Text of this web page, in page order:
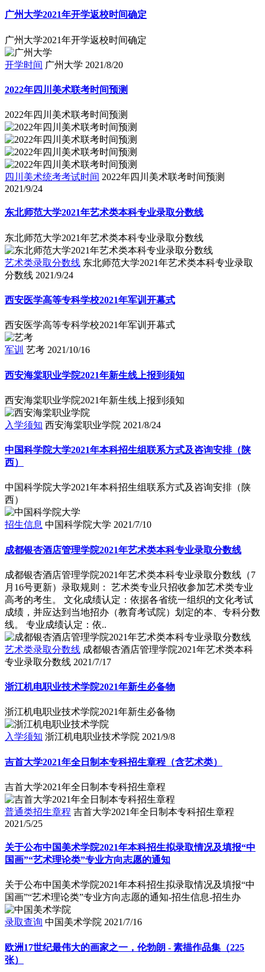
广州大学2021年开学返校时间确定
广州大学2021年开学返校时间确定
开学时间 广州大学 2021/8/20
2022年四川美术联考时间预测
2022年四川美术联考时间预测
四川美术统考考试时间 2022年四川美术联考时间预测
2021/9/24
东北师范大学2021年艺术类本科专业录取分数线
东北师范大学2021年艺术类本科专业录取分数线
艺术类录取分数线 东北师范大学2021年艺术类本科专业录取
分数线 2021/9/24
西安医学高等专科学校2021年军训开幕式
西安医学高等专科学校2021年军训开幕式
军训 艺考 2021/10/16
西安海棠职业学院2021年新生线上报到须知
西安海棠职业学院2021年新生线上报到须知
入学须知 西安海棠职业学院 2021/8/24
中国科学院大学2021年本科招生组联系方式及咨询安排（陕
西）
中国科学院大学2021年本科招生组联系方式及咨询安排（陕
西）
招生信息 中国科学院大学 2021/7/10
成都银杏酒店管理学院2021年艺术类本科专业录取分数线
成都银杏酒店管理学院2021年艺术类本科专业录取分数线（7
月16号更新）录取规则： 艺术类专业只招收参加艺术类专业
高考的考生。 文化成绩认定：依据各省统一组织的文化考试
成绩，并应达到当地招办（教育考试院）划定的本、专科分数
线。 专业成绩认定：依..
艺术类录取分数线 成都银杏酒店管理学院2021年艺术类本科
专业录取分数线 2021/7/17
浙江机电职业技术学院2021年新生必备物
浙江机电职业技术学院2021年新生必备物
入学须知 浙江机电职业技术学院 2021/9/8
吉首大学2021年全日制本专科招生章程（含艺术类）
吉首大学2021年全日制本专科招生章程
普通类招生章程 吉首大学2021年全日制本专科招生章程
2021/5/25
关于公布中国美术学院2021年本科招生拟录取情况及填报“中
国画”“艺术理论类”专业方向志愿的通知
关于公布中国美术学院2021年本科招生拟录取情况及填报“中
国画”“艺术理论类”专业方向志愿的通知-招生信息-招生办
录取查询 中国美术学院 2021/7/16
欧洲17世纪最伟大的画家之一，伦勃朗 - 素描作品集（225
张）